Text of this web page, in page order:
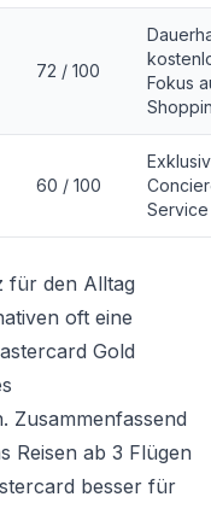
72 / 100
Fokus
60 / 100
Service
für den Alltag
oft eine
Gold
Zusammenfassend
Reisen ab 3 Flügen
besser für